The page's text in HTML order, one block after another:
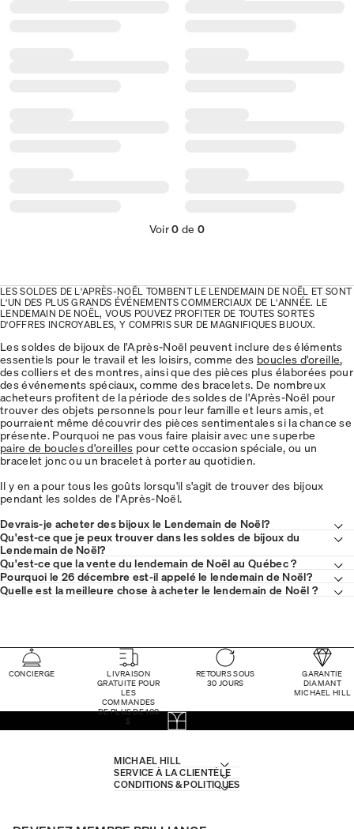
Voir0 de 0
LES SOLDES DE L'APRÈS-NOËL TOMBENT LE LENDEMAIN DE NOËL ET SONT
L'UN DES PLUS GRANDS ÉVÉNEMENTS COMMERCIAUX DE L'ANNÉE. LE
LENDEMAIN DE NOËL, VOUS POUVEZ PROFITER DE TOUTES SORTES
D'OFFRES INCROYABLES, Y COMPRIS SUR DE MAGNIFIQUES BIJOUX.
Les soldes de bijoux de l'Après-Noël peuvent inclure des éléments
essentiels pour le travail et les loisirs, comme des boucles d'oreille,
des colliers et des montres, ainsi que des pièces plus élaborées pour
des événements spéciaux, comme des bracelets. De nombreux
acheteurs profitent de la période des soldes de l'Après-Noël pour
trouver des objets personnels pour leur famille et leurs amis, et
pourraient même découvrir des pièces sentimentales si la chance se
présente. Pourquoi ne pas vous faire plaisir avec une superbe
paire de boucles d'oreilles pour cette occasion spéciale, ou un
bracelet jonc ou un bracelet à porter au quotidien.
Il y en a pour tous les goûts lorsqu'il s'agit de trouver des bijoux
pendant les soldes de l'Après-Noël.
Devrais-je acheter des bijoux le Lendemain de Noël?
Qu'est-ce que je peux trouver dans les soldes de bijoux du
Lendemain de Noël?
Qu'est-ce que la vente du lendemain de Noël au Québec ?
Pourquoi le 26 décembre est-il appelé le lendemain de Noël?
Quelle est la meilleure chose à acheter le lendemain de Noël ?
CONCIERGE
LIVRAISON
GRATUITE POUR
LES
COMMANDES
DE PLUS DE 100
$
RETOURS SOUS
30 JOURS
GARANTIE
DIAMANT
MICHAEL HILL
MICHAEL HILL
SERVICE À LA CLIENTÈLE
CONDITIONS & POLITIQUES